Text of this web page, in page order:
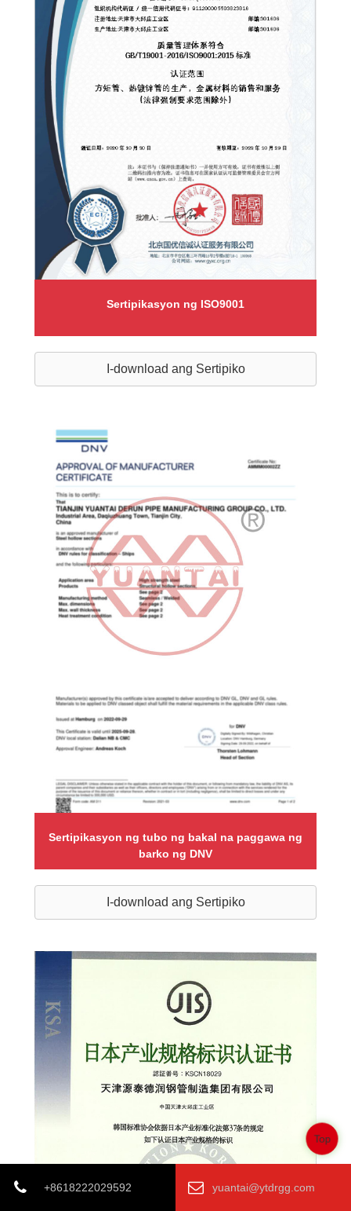
Sertipikasyon ng ISO9001
I-download ang Sertipiko
Sertipikasyon ng tubo ng bakal na paggawa ng
barko ng DNV
I-download ang Sertipiko
+8618222029592 yuantai@ytdrgg.com
Top